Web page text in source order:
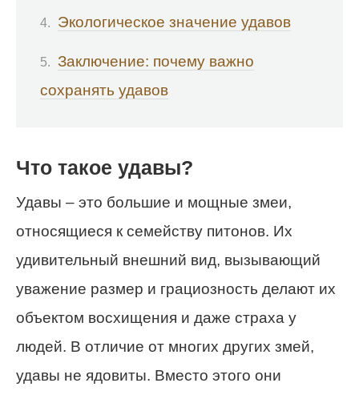
Экологическое значение удавов
Заключение: почему важно
сохранять удавов
Что такое удавы?
Удавы – это большие и мощные змеи,
относящиеся к семейству питонов. Их
удивительный внешний вид, вызывающий
уважение размер и грациозность делают их
объектом восхищения и даже страха у
людей. В отличие от многих других змей,
удавы не ядовиты. Вместо этого они